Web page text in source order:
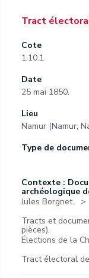
Tract
Cote
1.10.1
Date
25 mai 1850.
Lieu
Namur (Namur,
Type de
Contexte :
archéologique
Jules Borgnet.
Tracts et
pièces).
Élections de la
Tract électoral